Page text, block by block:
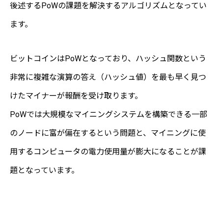
後述するPoWの課題を解決するアルゴリズムとなってい
ます。
ビットコインはPoWとなっており、ハッシュ関数という
非常に複雑な演算の答え（ハッシュ値）を最も早く見つ
けたマイナーが報酬を受け取ります。
PoWでは大規模なマイニングシステムを構築できる一部
のノードに富が偏在するという問題と、マイニングに使
用するコンピュータの電力使用量が膨大になることが課
題となっています。